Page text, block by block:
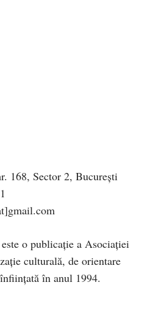
168, Sector 2, București
o publicaţie a Asociaţiei
culturală, de orientare
în anul 1994.